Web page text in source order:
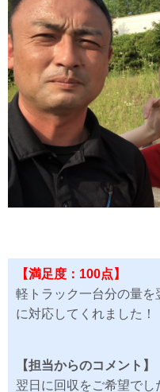
【満足度：100点】
軽トラック一台分の量
に対応してくれました！
【担当からのコメント】
翌日に回収をご希望で